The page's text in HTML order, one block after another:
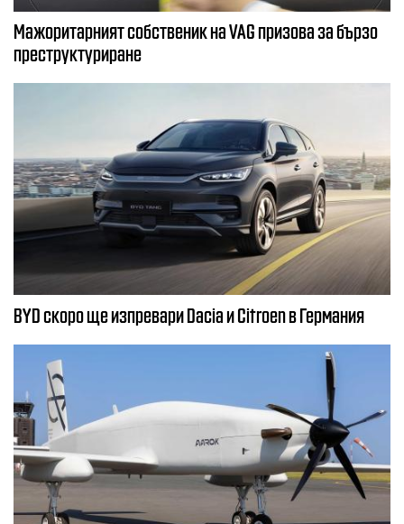
Мажоритарният собственик на VAG призова за бързо
преструктуриране
BYD скоро ще изпревари Dacia и Citroеn в Германия